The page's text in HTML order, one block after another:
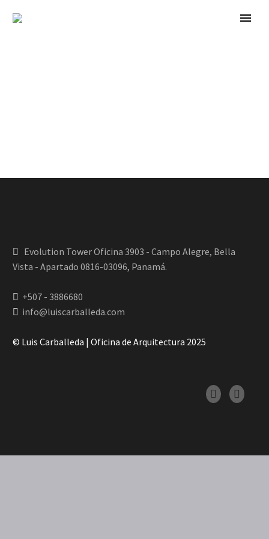
Evolution Tower Oficina 3903 - Campo Alegre, Bella
Vista - Apartado 0816-03096, Panamá.
+507 - 3886680
info@luiscarballeda.com
© Luis Carballeda | Oficina de Arquitectura 2025